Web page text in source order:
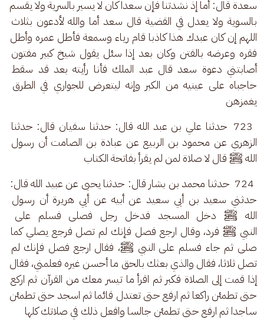
سعدة قال: أما إذ نشدتنا فإن سعدا كان لا يسير بالسرية ولا يقسم
بالسوية ولا يعدل في القضية قال سعد أما والله لأدعون بثلاث
اللهم إن كان عبدك هذا كاذبا قام رياء وسمعة فأطل عمره وأطل
فقره وعرضه بالفتن وكان بعد إذا سئل يقول شيخ كبير مفتون
أصابتني دعوة سعد قال عبد الملك فأنا رأيته بعد قد سقط
حاجباه على عينيه من الكبر وإنه ليتعرض للجواري في الطرق
يغمزهن
723  حدثنا علي بن عبد الله قال: حدثنا سفيان قال: حدثنا
الزهري عن محمود بن الربيع عن عبادة بن الصامت أن رسول
الله ﷺ قال لا صلاة لمن لم يقرأ بفاتحة الكتاب
724  حدثنا محمد بن بشار قال: حدثنا يحيى عن عبيد الله قال:
حدثني سعيد بن أبي سعيد عن أبيه عن أبي هريرة أن رسول
الله ﷺ دخل المسجد فدخل رجل فصلى فسلم على
النبي ﷺ فرد، وقال ارجع فصل فإنك لم تصل فرجع يصلي كما
صلى ثم جاء فسلم على النبي ﷺ، فقال ارجع فصل فإنك لم
تصل ثلاثا، فقال والذي بعثك بالحق ما أحسن غيره فعلمني، فقال
إذا قمت إلى الصلاة فكبر ثم اقرأ ما تيسر معك من القرآن ثم اركع
حتى تطمئن راكعا ثم ارفع حتى تعتدل قائما ثم اسجد حتى تطمئن
ساجدا ثم ارفع حتى تطمئن جالسا وافعل ذلك في صلاتك كلها